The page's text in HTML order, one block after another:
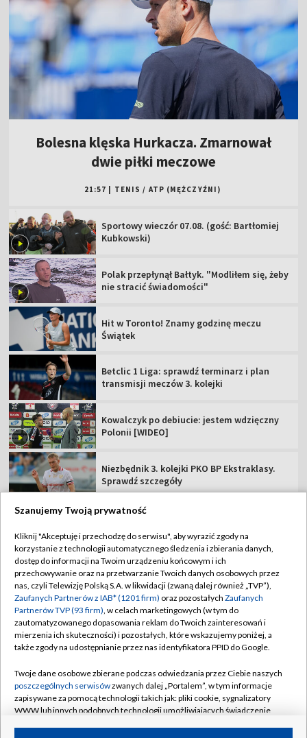
Bolesna klęska Hurkacza. Zmarnował
dwie piłki meczowe
21:57 TENIS / ATP (MĘŻCZYŹNI)
Sportowy wieczór 07.08. (gość: Bartłomiej
Kubkowski)
Polak przepłynął Bałtyk. "Modliłem się, żeby
nie stracić świadomości"
Hit w Toronto! Znamy godzinę meczu
Świątek
Betclic 1 Liga: sprawdź terminarz i plan
transmisji meczów 3. kolejki
Kowalczyk po debiucie: jestem wdzięczny
Polonii [WIDEO]
Niezbędnik 3. kolejki PKO BP Ekstraklasy.
Sprawdź szczegóły
TVP
Abonament TVP
Sklep TVP
Biuro Reklamy
Oferta Handlowa
Emisja w TVP
Rada Programowa
Ogłoszenia przetargowe
Regulamin TVP
Polityka prywatności
Moje zgody
Biuro reklamy
Kanały
Szanujemy Twoją prywatność
Kliknij "Akceptuję i przechodzę do serwisu", aby wyrazić zgody na
korzystanie z technologii automatycznego śledzenia i zbierania danych,
dostęp do informacji na Twoim urządzeniu końcowym i ich
przechowywanie oraz na przetwarzanie Twoich danych osobowych przez
nas, czyli Telewizję Polską S.A. w likwidacji (zwaną dalej również „TVP”),
Zaufanych Partnerów z IAB* (1201 firm) oraz pozostałych Zaufanych
Partnerów TVP (93 firm), w celach marketingowych (w tym do
zautomatyzowanego dopasowania reklam do Twoich zainteresowań i
mierzenia ich skuteczności) i pozostałych, które wskazujemy poniżej, a
także zgody na udostępnianie przez nas identyfikatora PPID do Google.
Twoje dane osobowe zbierane podczas odwiedzania przez Ciebie naszych
poszczególnych serwisówzwanych dalej „Portalem”, w tym informacje
zapisywane za pomocą technologii takich jak: pliki cookie, sygnalizatory
WWW lub innych podobnych technologii umożliwiających świadczenie